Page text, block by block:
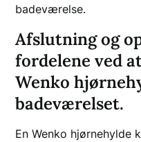
badeværelse.
Afslutning og
fordelene ved
Wenko
badeværelset.
En Wenko